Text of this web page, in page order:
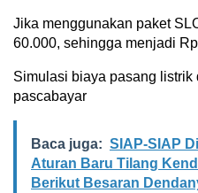
Jika menggunakan paket
60.000, sehingga menjadi
Simulasi biaya pasang listrik
pascabayar
Baca juga: SIAP-SIAP
Aturan Baru Tilang
Berikut Besaran